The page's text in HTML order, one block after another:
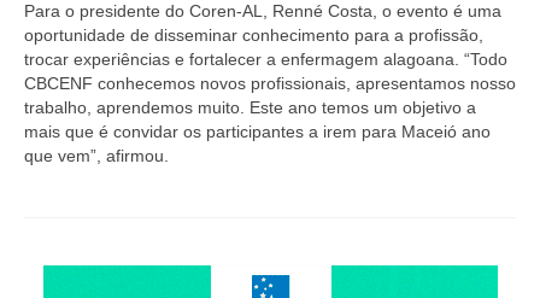
Fiscalização
Responsabilidade Técnica
Legislações
Decisões
Para o presidente do Coren-AL, Renné Costa, o evento é uma
oportunidade de disseminar conhecimento para a profissão,
trocar experiências e fortalecer a enfermagem alagoana. “Todo
CBCENF conhecemos novos profissionais, apresentamos nosso
trabalho, aprendemos muito. Este ano temos um objetivo a
mais que é convidar os participantes a irem para Maceió ano
que vem”, afirmou.